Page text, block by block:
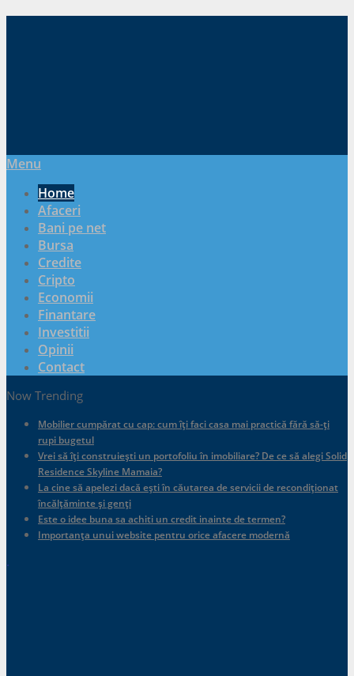
Menu
Home
Afaceri
Bani pe net
Bursa
Credite
Cripto
Economii
Finantare
Investitii
Opinii
Contact
Now Trending
Mobilier cumpărat cu cap: cum îți faci casa mai practică fără să-ți
rupi bugetul
Vrei să îți construiești un portofoliu în imobiliare? De ce să alegi Solid
Residence Skyline Mamaia?
La cine să apelezi dacă ești în căutarea de servicii de recondiționat
încălțăminte și genți
Este o idee buna sa achiti un credit inainte de termen?
Importanța unui website pentru orice afacere modernă
.